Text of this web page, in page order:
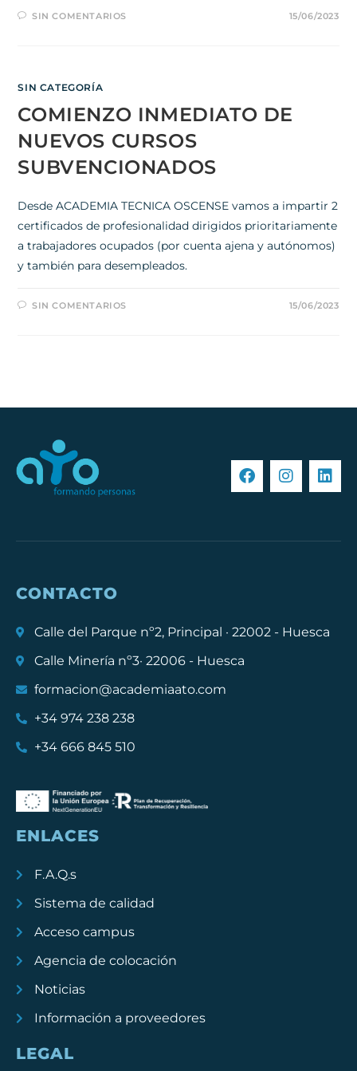
SIN COMENTARIOS 15/06/2023
SIN CATEGORÍA
COMIENZO INMEDIATO DE
NUEVOS CURSOS
SUBVENCIONADOS
Desde ACADEMIA TECNICA OSCENSE vamos a impartir 2
certificados de profesionalidad dirigidos prioritariamente
a trabajadores ocupados (por cuenta ajena y autónomos)
y también para desempleados.
SIN COMENTARIOS 15/06/2023
CONTACTO
Calle del Parque nº2, Principal · 22002 - Huesca
Calle Minería nº3· 22006 - Huesca
formacion@academiaato.com
+34 974 238 238
+34 666 845 510
ENLACES
F.A.Q.s
Sistema de calidad
Acceso campus
Agencia de colocación
Noticias
Información a proveedores
LEGAL